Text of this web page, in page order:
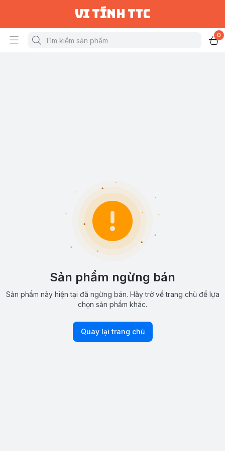
vi tính ttc
0
Sản phẩm ngừng bán
Sản phẩm này hiện tại đã ngừng bán. Hãy trở về trang chủ để lựa
chọn sản phẩm khác.
Quay lại trang chủ